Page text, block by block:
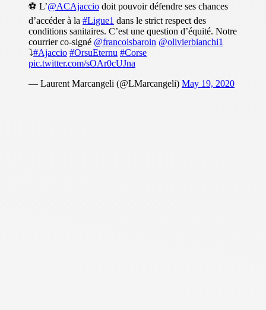
⚽️ L’@ACAjaccio doit pouvoir défendre ses chances
d’accéder à la #Ligue1 dans le strict respect des
conditions sanitaires. C’est une question d’équité. Notre
courrier co-signé @francoisbaroin @olivierbianchi1
⤵️#Ajaccio #OrsuEternu #Corse
pic.twitter.com/sOAr0cUJna
— Laurent Marcangeli (@LMarcangeli) May 19, 2020